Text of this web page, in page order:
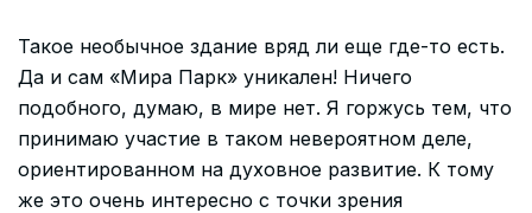
Такое необычное здание вряд ли еще где-то есть.
Да и сам «Мира Парк» уникален! Ничего
подобного, думаю, в мире нет. Я горжусь тем, что
принимаю участие в таком невероятном деле,
ориентированном на духовное развитие. К тому
же это очень интересно с точки зрения